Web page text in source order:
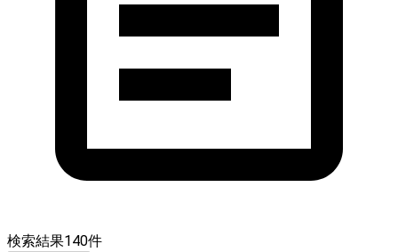
検索結果140件